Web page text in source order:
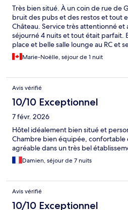
Très bien situé. À un coin de rue de
bruit des pubs et des restos et tout
Château. Service très attentionné et
séjourné 4 nuits et tout était parfait.
place et belle salle lounge au RC et
adoré.Marie-Noëlle, séjour de 1 nuit
Avis vérifié
10/10 Exceptionnel
7 févr. 2026
Hôtel idéalement bien situé et
Chambre bien équipée, confortable
agréable dans un très bel
Damien, séjour de 7 nuits
Avis vérifié
10/10 Exceptionnel